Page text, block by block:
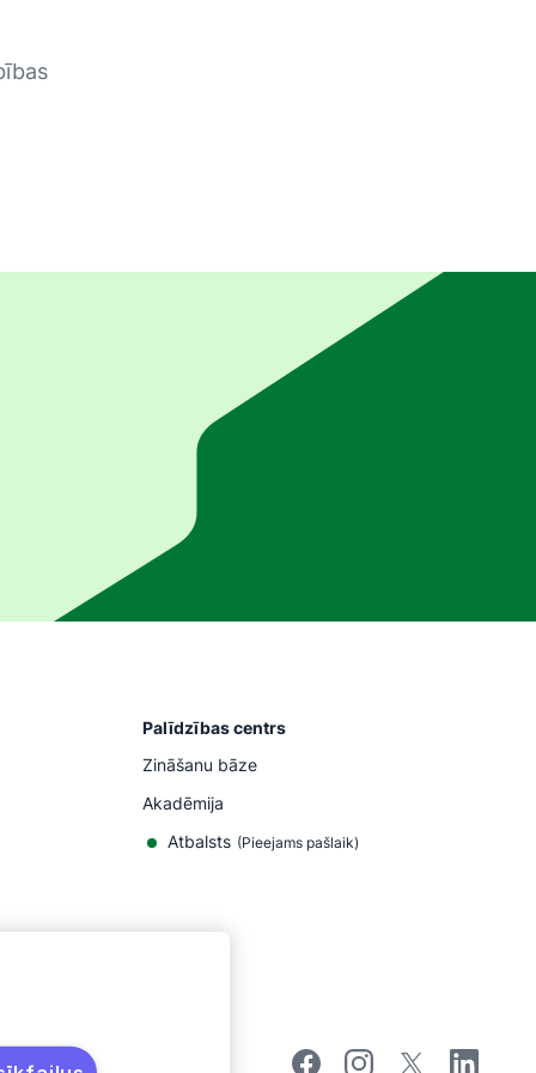
Palīdzības centrs
Zināšanu bāze
Akadēmija
Atbalsts (Pieejams pašlaik)